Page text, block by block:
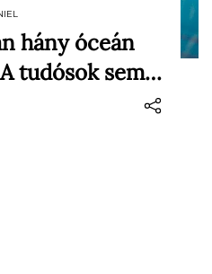
diák tudja a
hány óceán
sokan. A
hány óceán
tudósok sem…